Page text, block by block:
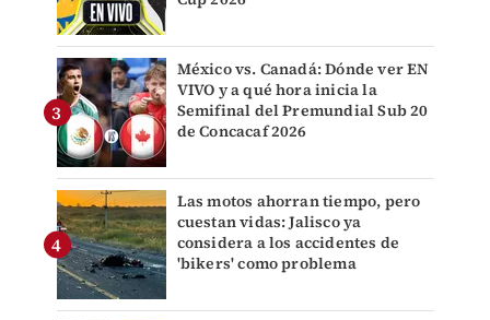
México vs. Canadá: Dónde ver EN
VIVO y a qué hora inicia la
Semifinal del Premundial Sub 20
de Concacaf 2026
Las motos ahorran tiempo, pero
cuestan vidas: Jalisco ya
considera a los accidentes de
'bikers' como problema